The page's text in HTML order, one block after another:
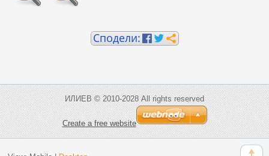
ИЛИЕВ © 2010-2028 All rights reserved
Create a free website